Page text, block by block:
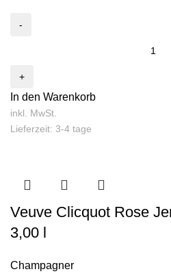
In den Warenkorb
inkl. MwSt.
Lieferzeit: 3-4 tage
Veuve Clicquot Rose
3,00 l
Champagner